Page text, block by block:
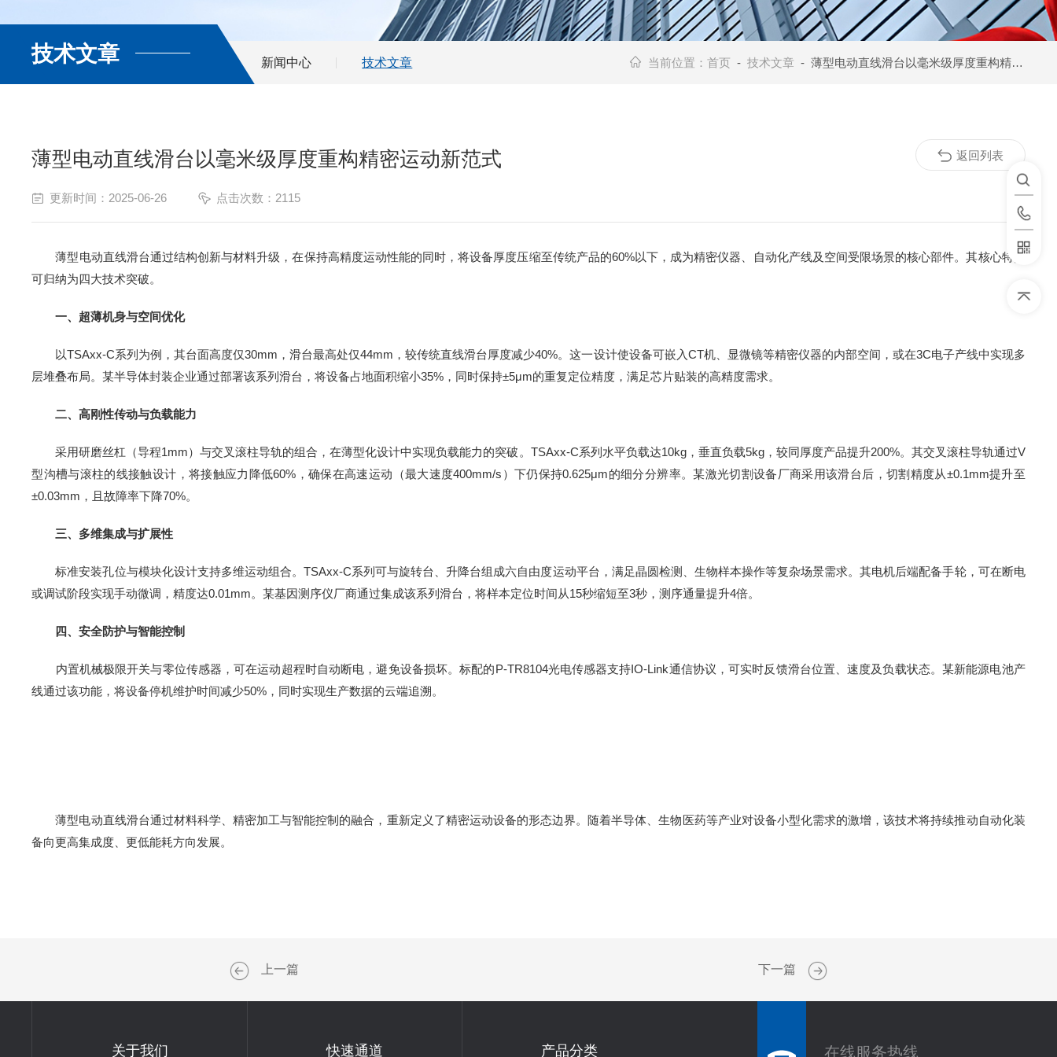
技术文章 新闻中心 技术文章 当前位置：首页 -技术文章 - 薄型电动直线滑台以毫米级厚度重构精密运动新范式
薄型电动直线滑台以毫米级厚度重构精密运动新范式
更新时间：2025-06-26 点击次数：2115
薄型电动直线滑台通过结构创新与材料升级，在保持高精度运动性能的同时，将设备厚度压缩至传统产品的60%以下，成为精密仪器、自动化产线及空间受限场景的核心部件。其核心特点
可归纳为四大技术突破。
一、超薄机身与空间优化
以TSAxx-C系列为例，其台面高度仅30mm，滑台最高处仅44mm，较传统直线滑台厚度减少40%。这一设计使设备可嵌入CT机、显微镜等精密仪器的内部空间，或在3C电子产线中实现多
层堆叠布局。某半导体封装企业通过部署该系列滑台，将设备占地面积缩小35%，同时保持±5μm的重复定位精度，满足芯片贴装的高精度需求。
二、高刚性传动与负载能力
采用研磨丝杠（导程1mm）与交叉滚柱导轨的组合，在薄型化设计中实现负载能力的突破。TSAxx-C系列水平负载达10kg，垂直负载5kg，较同厚度产品提升200%。其交叉滚柱导轨通过V
型沟槽与滚柱的线接触设计，将接触应力降低60%，确保在高速运动（最大速度400mm/s）下仍保持0.625μm的细分分辨率。某激光切割设备厂商采用该滑台后，切割精度从±0.1mm提升至
±0.03mm，且故障率下降70%。
三、多维集成与扩展性
标准安装孔位与模块化设计支持多维运动组合。TSAxx-C系列可与旋转台、升降台组成六自由度运动平台，满足晶圆检测、生物样本操作等复杂场景需求。其电机后端配备手轮，可在断电
或调试阶段实现手动微调，精度达0.01mm。某基因测序仪厂商通过集成该系列滑台，将样本定位时间从15秒缩短至3秒，测序通量提升4倍。
四、安全防护与智能控制
内置机械极限开关与零位传感器，可在运动超程时自动断电，避免设备损坏。标配的P-TR8104光电传感器支持IO-Link通信协议，可实时反馈滑台位置、速度及负载状态。某新能源电池产
线通过该功能，将设备停机维护时间减少50%，同时实现生产数据的云端追溯。
薄型电动直线滑台通过材料科学、精密加工与智能控制的融合，重新定义了精密运动设备的形态边界。随着半导体、生物医药等产业对设备小型化需求的激增，该技术将持续推动自动化装
备向更高集成度、更低能耗方向发展。
返回列表
上一篇 下一篇
关于我们 快速通道 产品分类 在线服务热线